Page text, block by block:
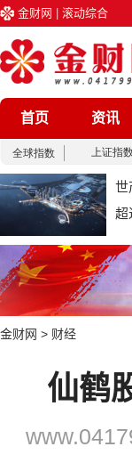
金财网 滚动综合
首页 资讯
企业 文化
世
超
金财网 > 财经
仙鹤